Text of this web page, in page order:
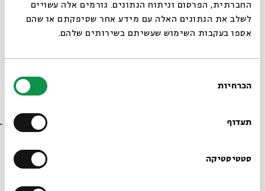
החברתית, הפרסום וניתוח הנתונים. גורמים אלה עשויים
לשלב את הנתונים האלה עם מידע אחר שסיפקתם או שהם
אספו בעקבות השימוש שעשיתם בשירותים שלהם.
הסכמה
הכרחיות
תעדוף
סטטיסטיקה
ניהול אמנותי והפקת הסדרה: רנן סול (מונוקרייב), אבישי
חורי, שיר שרוני
שיתוף הרשמה לאירועים דומים
קוטנר